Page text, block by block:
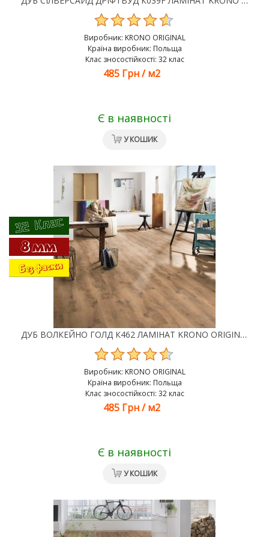
Виробник: KRONO ORIGINAL
Країна виробник: Польща
Клас зносостійкості: 32 клас
485 Грн /м2
Є в наявності
У КОШИК
ДУБ ВОЛКЕЙНО ГОЛД К462 ЛАМІНАТ KRONO ORIGINAL CASTELLO 32 КЛАС 8 ММ
Виробник: KRONO ORIGINAL
Країна виробник: Польща
Клас зносостійкості: 32 клас
485 Грн /м2
Є в наявності
У КОШИК